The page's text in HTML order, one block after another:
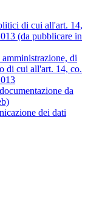
di cui all'art. 14,
(da pubblicare in
di
di cui all'art. 14, co.
da
dei dati